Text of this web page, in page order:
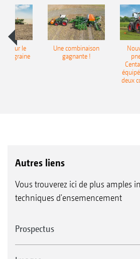
pour le
Une combinaison
gagnante !
deux
Autres liens
Vous trouverez ici de plus amples
techniques d'ensemencement
Prospectus